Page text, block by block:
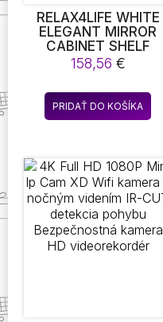
RELAX4LIFE WHITE
ELEGANT MIRROR
CABINET SHELF
OPENABALE
158,56 €
PRIDAŤ DO KOŠÍKA